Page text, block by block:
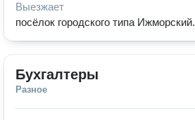
Выезжает
посёлок городского типа Ижморский.
Бухгалтеры
Разное